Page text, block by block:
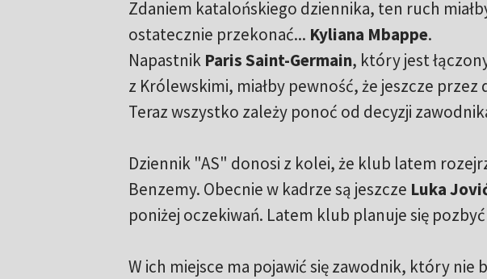
Zdaniem katalońskiego dziennika, ten ruch
ostatecznie przekonać... Kyliana Mbappe.
Napastnik Paris Saint-Germain, który jest
z Królewskimi, miałby pewność, że jeszcze
Teraz wszystko zależy ponoć od decyzji
Dziennik "AS" donosi z kolei, że klub latem
Benzemy. Obecnie w kadrze są jeszcze Luka
poniżej oczekiwań. Latem klub planuje się
W ich miejsce ma pojawić się zawodnik, który nie